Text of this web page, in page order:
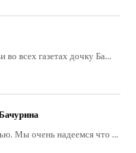
во всех газетах дочку Ба...
Мы очень надеемся что ...